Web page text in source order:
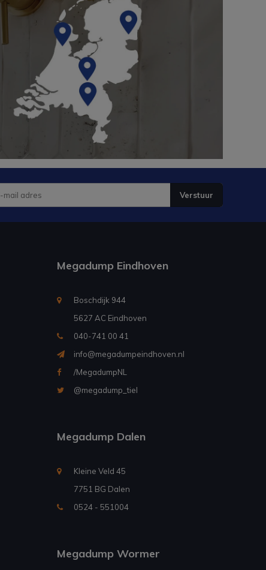
Verstuur
Megadump Eindhoven
Boschdijk 944
5627 AC Eindhoven
040-741 00 41
info@megadumpeindhoven.nl
/MegadumpNL
@megadump_tiel
Megadump Dalen
Kleine Veld 45
7751 BG Dalen
0524 - 551004
Megadump Wormer